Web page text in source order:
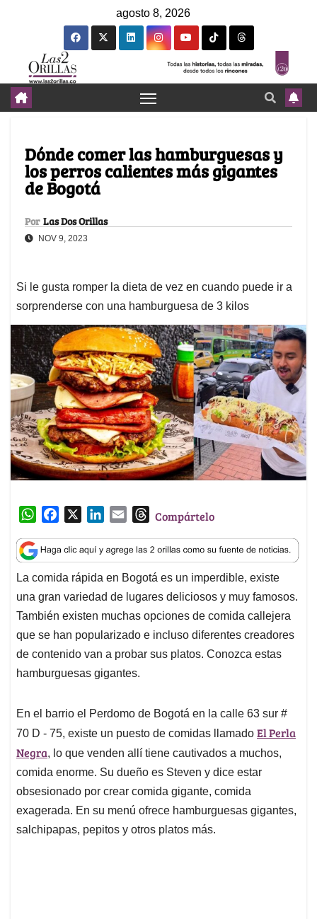
agosto 8, 2026
Dónde comer las hamburguesas y
los perros calientes más gigantes
de Bogotá
Por Las Dos Orillas
NOV 9, 2023
Si le gusta romper la dieta de vez en cuando puede ir a
sorprenderse con una hamburguesa de 3 kilos
W
a
t
s
A
p
p
c
e
b
o
o
k
n
k
e
d
I
n
a
i
l
T
r
e
a
d
s
Compártelo
La comida rápida en Bogotá es un imperdible, existe
una gran variedad de lugares deliciosos y muy famosos.
También existen muchas opciones de comida callejera
que se han popularizado e incluso diferentes creadores
de contenido van a probar sus platos. Conozca estas
hamburguesas gigantes.
En el barrio el Perdomo de Bogotá en la calle 63 sur #
70 D - 75, existe un puesto de comidas llamado El Perla
Negra, lo que venden allí tiene cautivados a muchos,
comida enorme. Su dueño es Steven y dice estar
obsesionado por crear comida gigante, comida
exagerada. En su menú ofrece hamburguesas gigantes,
salchipapas, pepitos y otros platos más.